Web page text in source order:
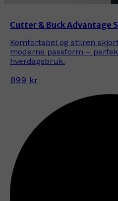
Cutter & Buck Advantage
Komfortabel og stilren
moderne passform –
hverdagsbruk.
899 kr